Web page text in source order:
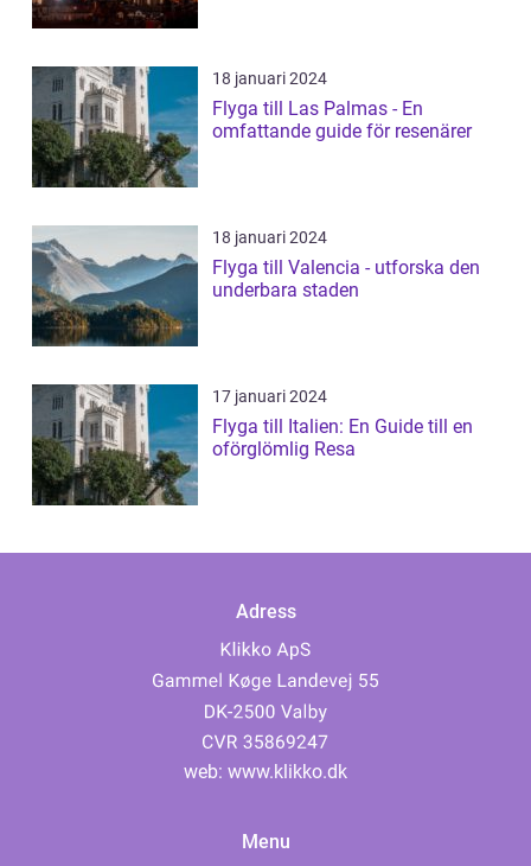
18 januari 2024
Flyga till Las Palmas - En
omfattande guide för resenärer
18 januari 2024
Flyga till Valencia - utforska den
underbara staden
17 januari 2024
Flyga till Italien: En Guide till en
oförglömlig Resa
Adress
web: www.klikko.dk
Menu